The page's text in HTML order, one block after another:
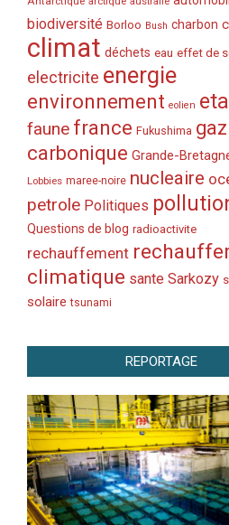
biodiversité Borloo Bush charbon
climat déchets eau effet de
electricite energie
environnement eolien
faune france Fukushima gaz
carbonique Grande-
Lobbies maree-noire nucleaire
petrole Politiques
Questions de blog radioactivite
rechauffement
climatique sante Sarkozy
solaire tsunami
REPORTAGE